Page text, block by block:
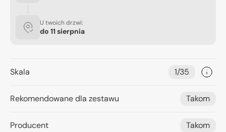
U twoich drzwi:
do 11 sierpnia
Skala 1/35
Rekomendowane dla zestawu Takom
Producent Takom